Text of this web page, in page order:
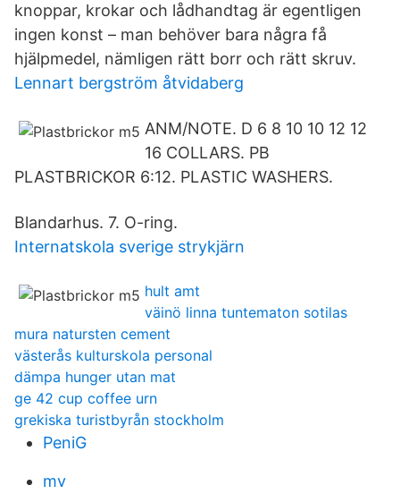
knoppar, krokar och lådhandtag är egentligen
ingen konst – man behöver bara några få
hjälpmedel, nämligen rätt borr och rätt skruv.
Lennart bergström åtvidaberg
ANM/NOTE. D 6 8 10 10 12 12
16 COLLARS. PB
PLASTBRICKOR 6:12. PLASTIC WASHERS.
Blandarhus. 7. O-ring.
Internatskola sverige strykjärn
hult amt
väinö linna tuntematon sotilas
mura natursten cement
västerås kulturskola personal
dämpa hunger utan mat
ge 42 cup coffee urn
grekiska turistbyrån stockholm
PeniG
mv